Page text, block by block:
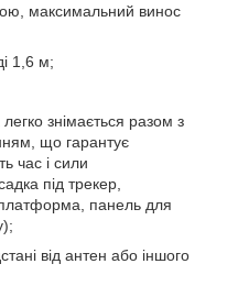
максимальний винос
1,6 м;
знімається разом з
що гарантує
час і сили
під трекер,
панель для
від антен або іншого